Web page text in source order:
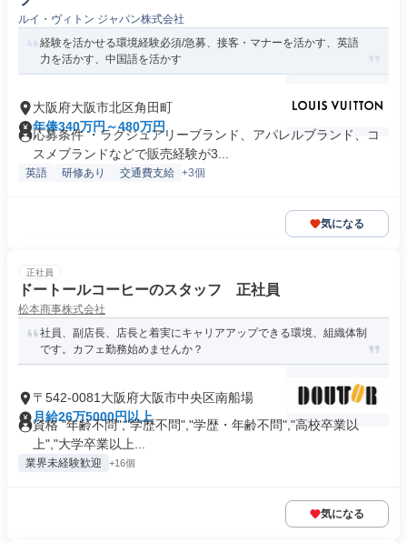
ルイ・ヴィトン ジャパン株式会社
経験を活かせる環境経験必須/急募、接客・マナーを活かす、英語
力を活かす、中国語を活かす
大阪府大阪市北区角田町
年俸340万円～480万円
応募条件 ・ラグジュアリーブランド、アパレルブランド、コ
スメブランドなどで販売経験が3...
英語 研修あり 交通費支給 +3個
気になる
正社員
ドートールコーヒーのスタッフ 正社員
松本商事株式会社
社員、副店長、店長と着実にキャリアアップできる環境、組織体制
です。カフェ勤務始めませんか？
〒542-0081大阪府大阪市中央区南船場
月給26万5000円以上
資格 "年齢不問","学歴不問","学歴・年齢不問","高校卒業以
上","大学卒業以上...
業界未経験歓迎 +16個
気になる